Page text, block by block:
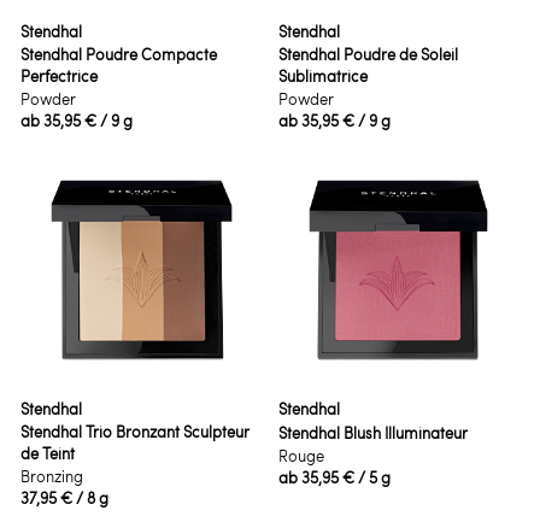
Stendhal
Stendhal Poudre Compacte
Perfectrice
Powder
ab35,95 €/ 9 g
Stendhal
Stendhal Poudre de Soleil
Sublimatrice
Powder
ab35,95 €/ 9 g
Stendhal
Stendhal Trio Bronzant Sculpteur
de Teint
Bronzing
37,95 €/ 8 g
Stendhal
Stendhal Blush Illuminateur
Rouge
ab35,95 €/ 5 g